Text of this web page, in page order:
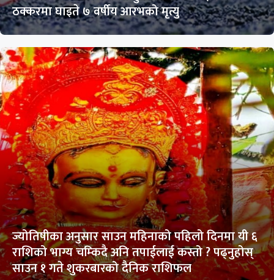
ठक्करमा घाइते ७ वर्षीय आरभको मृत्यु
ज्योतिषीका अनुसार साउन महिनाको पहिलो दिनमा यी ६
राशिको भाग्य चम्किदै अनि तपाईलाई कस्तो ? पढ्नुहोस्
साउन १ गते शुकरबारको दैनिक राशिफल